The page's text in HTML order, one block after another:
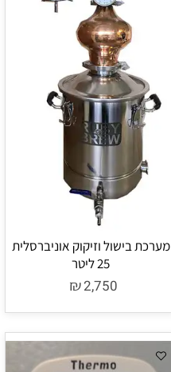
מערכת בישול וזיקוק אוניברסלית
25 ליטר
₪2,750